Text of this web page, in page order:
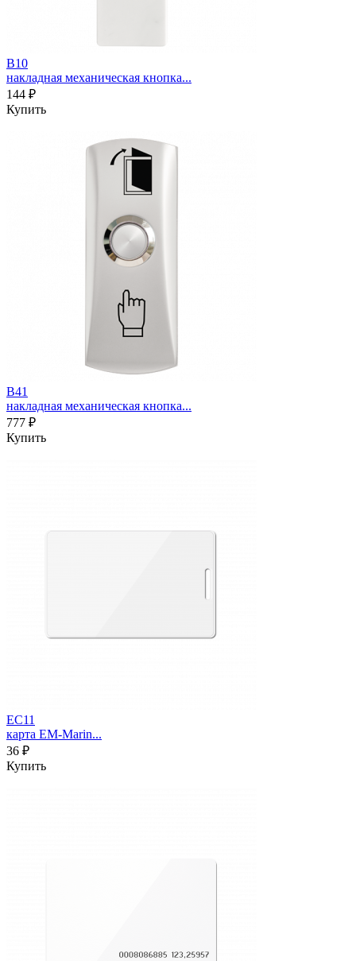
B10
накладная механическая кнопка...
144 ₽
Купить
B41
накладная механическая кнопка...
777 ₽
Купить
EC11
карта EM-Marin...
36 ₽
Купить